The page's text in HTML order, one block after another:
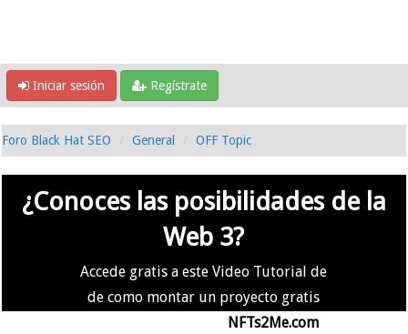
Iniciar sesión Regístrate
Foro Black Hat SEO General OFF Topic
¿Conoces las posibilidades de la
Web 3?
Accede gratis a este Video Tutorial de
de como montar un proyecto gratis
NFTs2Me.com